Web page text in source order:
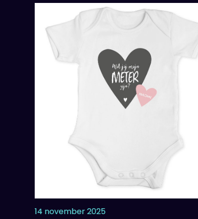
14 november 2025